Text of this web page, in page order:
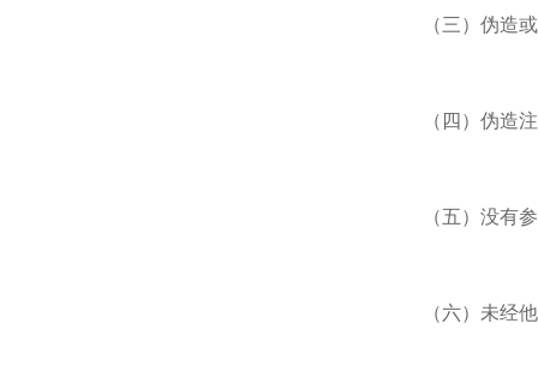
（三）伪造
（四）伪造
（五）没有
（六）未经